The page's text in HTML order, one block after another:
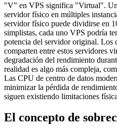
"V" en VPS significa "Virtual".
servidor físico en múltiples
servidor físico puede dividirse en
simplistas, cada uno VPS podría
potencia del servidor original. Los
comparten entre estos servidores
degradación del rendimiento
realidad es algo más compleja,
Las CPU de centro de datos
minimizar la pérdida de
siguen existiendo limitaciones
El concepto de